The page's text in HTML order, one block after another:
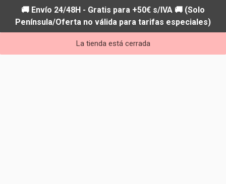
🚚 Envío 24/48H - Gratis para +50€ s/IVA 🚚 (Solo
Península/Oferta no válida para tarifas especiales)
La tienda está cerrada